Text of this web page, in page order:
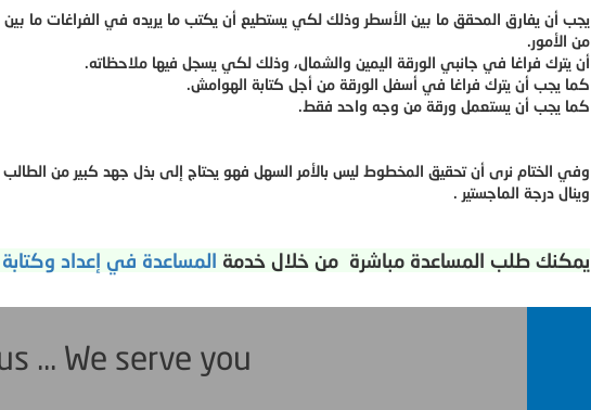
يجب أن يفارق المحقق ما بين الأسطر وذلك لكي يستطيع أن يكتب ما يريده في الفراغات ما بين
من الأمور.
أن يترك فراغا في جانبي الورقة اليمين والشمال، وذلك لكي يسجل فيها ملاحظاته.
كما يجب أن يترك فراغا في أسفل الورقة من أجل كتابة الهوامش.
كما يجب أن يستعمل ورقة من وجه واحد فقط.
وفي الختام نرى أن تحقيق المخطوط ليس بالأمر السهل فهو يحتاج إلى بذل جهد كبير من
وينال درجة الماجستير .
يمكنك طلب المساعدة مباشرة من خلال خدمة المساعدة في إعداد وكتابة
... We serve you